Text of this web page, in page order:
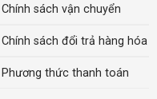
Chính sách vận chuyển
Chính sách đổi trả hàng hóa
Phương thức thanh toán